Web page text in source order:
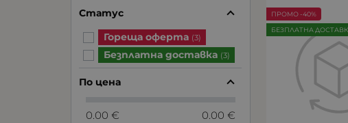
ПРОМО -40%
БЕЗПЛАТНА
Статус
Гореща оферта (3)
Безплатна доставка (3)
По цена
0.00 € 0.00 €